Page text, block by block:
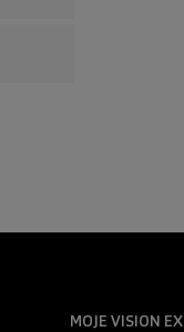
MOJE VISION